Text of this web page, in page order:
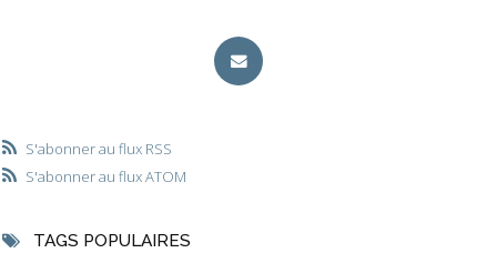
S'abonner au flux RSS
S'abonner au flux ATOM
TAGS POPULAIRES